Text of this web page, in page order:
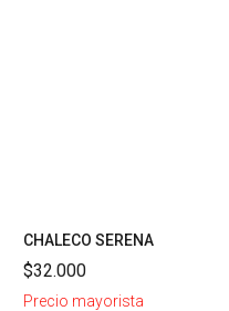
CHALECO SERENA
$32.000
Precio mayorista